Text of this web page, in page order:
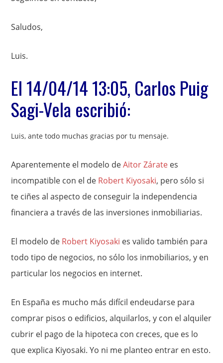
Saludos,
Luis.
El 14/04/14 13:05, Carlos Puig
Sagi-Vela escribió:
Luis, ante todo muchas gracias por tu mensaje.
Aparentemente el modelo deAitor Zárate es
incompatible con el de Robert Kiyosaki, pero sólo si
te ciñes al aspecto de conseguir la independencia
financiera a través de las inversiones inmobiliarias.
El modelo de Robert Kiyosaki es valido también para
todo tipo de negocios, no sólo los inmobiliarios, y en
particular los negocios en internet.
En España es mucho más difícil endeudarse para
comprar pisos o edificios, alquilarlos, y con el alquiler
cubrir el pago de la hipoteca con creces, que es lo
que explica Kiyosaki. Yo ni me planteo entrar en esto.